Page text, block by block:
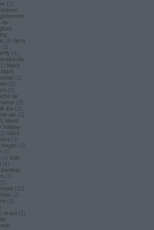
( 1 )
du
( 9) birra
( 1 )
( 1 )
1 ) black
black
( 1 )
( 1 )
( 1 )
de
( 2)
ipa ( 1 )
ale ( 2)
) blood
holiday
) bőcs
( 1 )
bogan ( 1 )
( 1 )
( 1 ) böjti
( 1 )
bombay
( 2)
( 1 )
( 20)
( 2)
( 1 )
)
) brasil ( 1 )